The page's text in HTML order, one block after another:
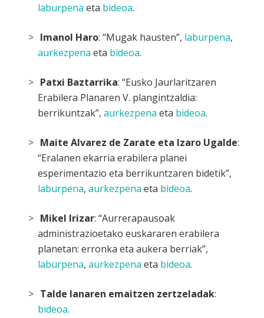
laburpena eta bideoa.
Imanol Haro: “Mugak hausten”, laburpena,
aurkezpena eta bideoa.
Patxi Baztarrika: “Eusko Jaurlaritzaren
Erabilera Planaren V. plangintzaldia:
berrikuntzak”, aurkezpena eta bideoa.
Maite Alvarez de Zarate eta Izaro Ugalde:
“Eralanen ekarria erabilera planei
esperimentazio eta berrikuntzaren bidetik”,
laburpena, aurkezpena eta bideoa.
Mikel Irizar: “Aurrerapausoak
administrazioetako euskararen erabilera
planetan: erronka eta aukera berriak”,
laburpena, aurkezpena eta bideoa.
Talde lanaren emaitzen zertzeladak:
bideoa.